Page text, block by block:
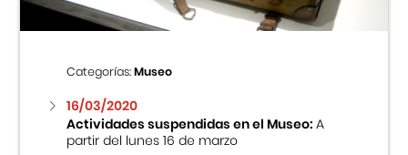
Categorías:Museo
16/03/2020
Actividades suspendidas en el Museo:A
partir del lunes 16 de marzo